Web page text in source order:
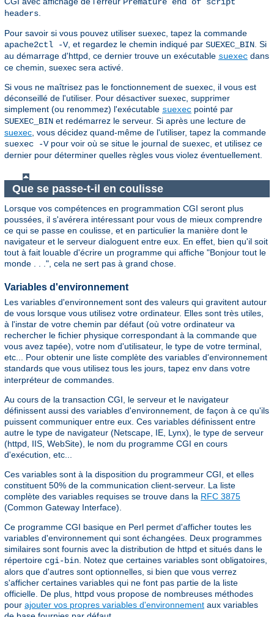
headers
Pour savoir si vous pouvez utiliser suexec, tapez la commande
apache2ctl -V, et regardez le chemin indiqué par SUEXEC_BIN . Si
au démarrage d'httpd, ce dernier trouve un exécutable suexec dans
ce chemin, suexec sera activé.
Si vous ne maîtrisez pas le fonctionnement de suexec, il vous est
déconseillé de l'utiliser. Pour désactiver suexec, supprimer
simplement (ou renommez) l'exécutable suexec pointé par
SUEXEC_BIN et redémarrez le serveur. Si après une lecture de
suexec , vous décidez quand-même de l'utiliser, tapez la commande
suexec -Vpour voir où se situe le journal de suexec, et utilisez ce
dernier pour déterminer quelles règles vous violez éventuellement.
Que se passe-t-il en coulisse
Lorsque vos compétences en programmation CGI seront plus
poussées, il s'avérera intéressant pour vous de mieux comprendre
ce qui se passe en coulisse, et en particulier la manière dont le
navigateur et le serveur dialoguent entre eux. En effet, bien qu'il soit
tout à fait louable d'écrire un programme qui affiche "Bonjour tout le
monde . . .", cela ne sert pas à grand chose.
Variables d'environnement
Les variables d'environnement sont des valeurs qui gravitent autour
de vous lorsque vous utilisez votre ordinateur. Elles sont très utiles,
à l'instar de votre chemin par défaut (où votre ordinateur va
rechercher le fichier physique correspondant à la commande que
vous avez tapée), votre nom d'utilisateur, le type de votre terminal,
etc... Pour obtenir une liste complète des variables d'environnement
standards que vous utilisez tous les jours, tapez env dans votre
interpréteur de commandes.
Au cours de la transaction CGI, le serveur et le navigateur
définissent aussi des variables d'environnement, de façon à ce qu'ils
puissent communiquer entre eux. Ces variables définissent entre
autre le type de navigateur (Netscape, IE, Lynx), le type de serveur
(httpd, IIS, WebSite), le nom du programme CGI en cours
d'exécution, etc...
Ces variables sont à la disposition du programmeur CGI, et elles
constituent 50% de la communication client-serveur. La liste
complète des variables requises se trouve dans la RFC 3875
(Common Gateway Interface).
Ce programme CGI basique en Perl permet d'afficher toutes les
variables d'environnement qui sont échangées. Deux programmes
similaires sont fournis avec la distribution de httpd et situés dans le
répertoire cgi-bin. Notez que certaines variables sont obligatoires,
alors que d'autres sont optionnelles, si bien que vous verrez
s'afficher certaines variables qui ne font pas partie de la liste
officielle. De plus, httpd vous propose de nombreuses méthodes
pour ajouter vos propres variables d'environnement aux variables